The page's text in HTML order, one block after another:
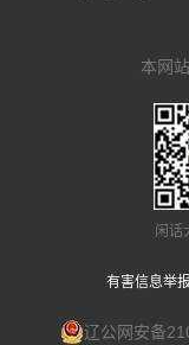
本网
闲
有害信息举报
辽公网安备